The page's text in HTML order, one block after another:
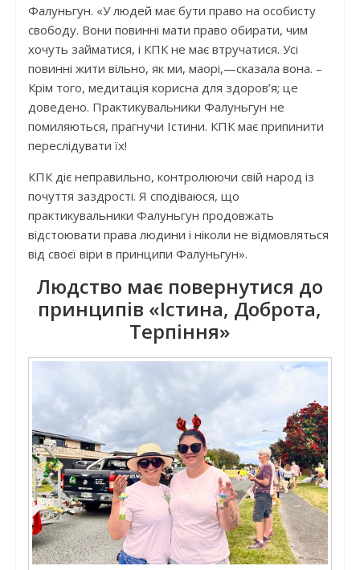
Фалуньгун. «У людей має бути право на особисту
свободу. Вони повинні мати право обирати, чим
хочуть займатися, і КПК не має втручатися. Усі
повинні жити вільно, як ми, маорі,—сказала вона. –
Крім того, медитація корисна для здоров’я; це
доведено. Практикувальники Фалуньгун не
помиляються, прагнучи Істини. КПК має припинити
переслідувати їх!
КПК діє неправильно, контролюючи свій народ із
почуття заздрості. Я сподіваюся, що
практикувальники Фалуньгун продовжать
відстоювати права людини і ніколи не відмовляться
від своєї віри в принципи Фалуньгун».
Людство має повернутися до
принципів «Істина, Доброта,
Терпіння»